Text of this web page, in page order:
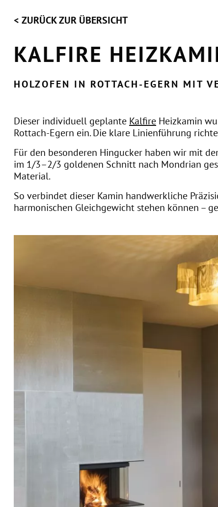
< ZURÜCK ZUR ÜBERSICHT
KALFIRE
HOLZOFEN IN ROTTACH-EGERN MIT
Dieser individuell geplante Kalfire Heizkamin
Rottach-Egern ein. Die klare Linienführung
Für den besonderen Hingucker haben wir mit
im 1/3–2/3 goldenen Schnitt nach Mondrian
Material.
So verbindet dieser Kamin handwerkliche
harmonischen Gleichgewicht stehen können –